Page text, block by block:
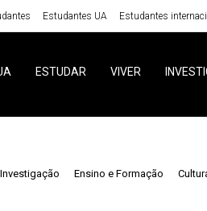
Estudantes UA Estudantes
ESTUDAR VIVER
Investigação Ensino e Formação